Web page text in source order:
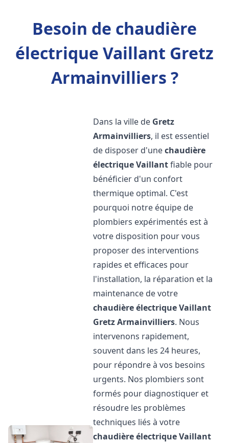
Besoin de chaudière
électrique Vaillant Gretz
Armainvilliers ?
Dans la ville de Gretz
Armainvilliers, il est essentiel
de disposer d'unechaudière
électrique Vaillantfiable pour
bénéficier d'un confort
thermique optimal. C'est
pourquoi notre équipe de
plombiers expérimentés est à
votre disposition pour vous
proposer des interventions
rapides et efficaces pour
l'installation, la réparation et la
maintenance de votre
chaudière électrique Vaillant
Gretz Armainvilliers. Nous
intervenons rapidement,
souvent dans les 24 heures,
pour répondre à vos besoins
urgents. Nos plombiers sont
formés pour diagnostiquer et
résoudre les problèmes
techniques liés à votre
chaudière électrique Vaillant